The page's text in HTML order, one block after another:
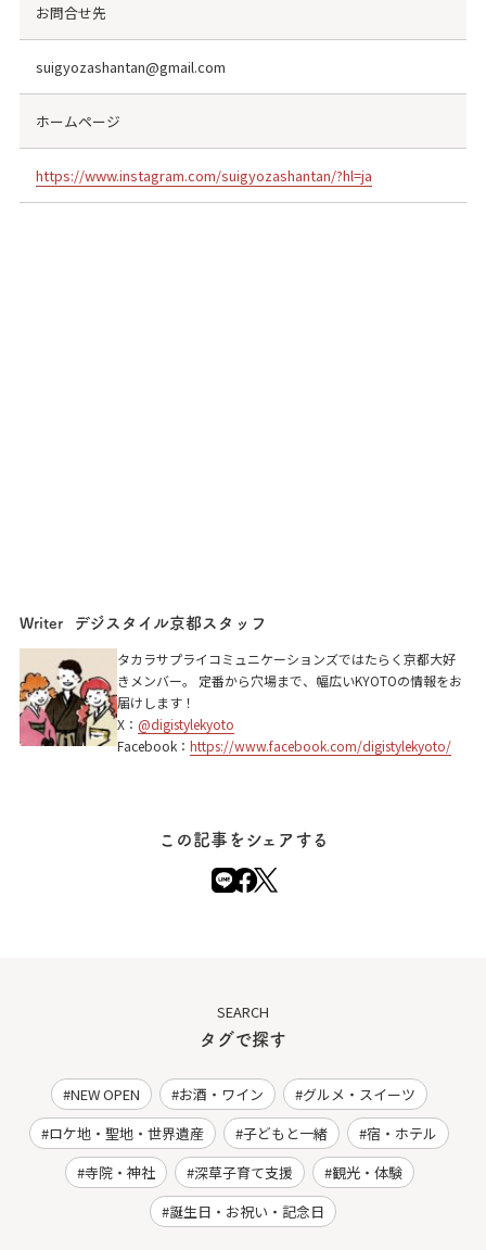
お問合せ先
suigyozashantan@gmail.com
ホームページ
https://www.instagram.com/suigyozashantan/?hl=ja
Writer デジスタイル京都スタッフ
タカラサプライコミュニケーションズではたらく京都大好
きメンバー。 定番から穴場まで、幅広いKYOTOの情報をお
届けします！
X： @digistylekyoto
Facebook： https://www.facebook.com/digistylekyoto/
この記事をシェアする
SEARCH
タグで探す
NEW OPEN お酒・ワイン
グルメ・スイーツ
ロケ地・聖地・世界遺産
子どもと一緒
宿・ホテル
寺院・神社
深草子育て支援
観光・体験
誕生日・お祝い・記念日